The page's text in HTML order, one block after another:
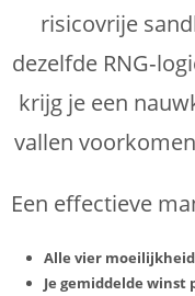
risicovrije
dezelfde
krijg je een
vallen
Een effectieve
Alle vier
Je gemiddelde